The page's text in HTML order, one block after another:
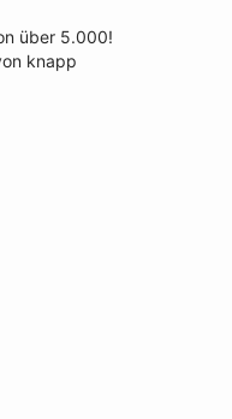
über 5.000!
knapp